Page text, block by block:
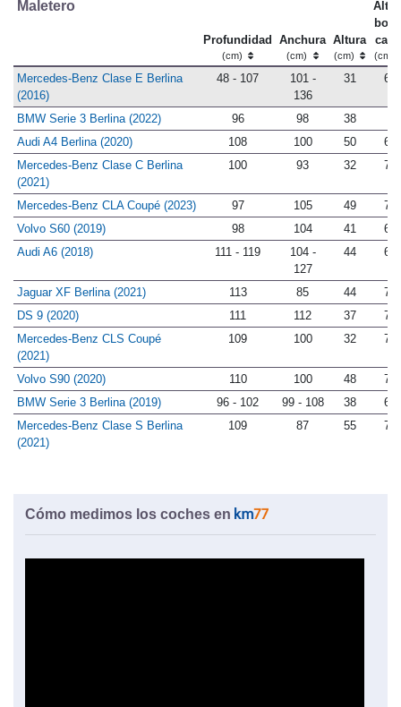
Maletero
Profundidad
(cm)
Anchura
(cm)
Altura
(cm) (cm)
Mercedes-Benz Clase E Berlina
(2016)
48 - 107
101 -
136
31 69
BMW Serie 3 Berlina (2022) 96 98 38
Audi A4 Berlina (2020)
108 100 50
68
Mercedes-Benz Clase C Berlina
(2021)
100 93 32 70
Mercedes-Benz CLA Coupé (2023) 97 105 49
76
Volvo S60 (2019)
98 104 41
68
Audi A6 (2018)
111 - 119
104 -
127
44 65
Jaguar XF Berlina (2021) 113 85 44
70
DS 9 (2020)
111 112 37
72
Mercedes-Benz CLS Coupé
(2021)
109 100 32 75
Volvo S90 (2020) 110 100 48
71
BMW Serie 3 Berlina (2019)
96 - 102 99 - 108 38
67
Mercedes-Benz Clase S Berlina
(2021)
109 87 55 72
Cómo medimos los coches en